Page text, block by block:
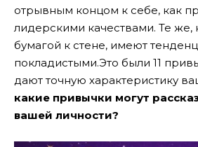
отрывным концом к себе, как
лидерскими качествами. Те же,
бумагой к стене, имеют
покладистыми.Это были 11
дают точную характеристику
какие привычки могут
вашей личности?